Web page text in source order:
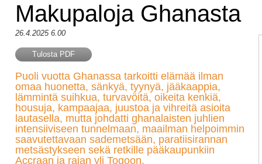
Makupaloja Ghanasta
26.4.2025 6.00
Tulosta PDF
Puoli vuotta Ghanassa tarkoitti elämää ilman
omaa huonetta, sänkyä, tyynyä, jääkaappia,
lämmintä suihkua, turvavöitä, oikeita kenkiä,
housuja, kampaajaa, juustoa ja vihreitä asioita
lautasella, mutta johdatti ghanalaisten juhlien
intensiiviseen tunnelmaan, maailman helpoimmin
saavutettavaan sademetsään, paratiisirannan
metsästykseen sekä retkille pääkaupunkiin
Accraan ja rajan yli Togoon.